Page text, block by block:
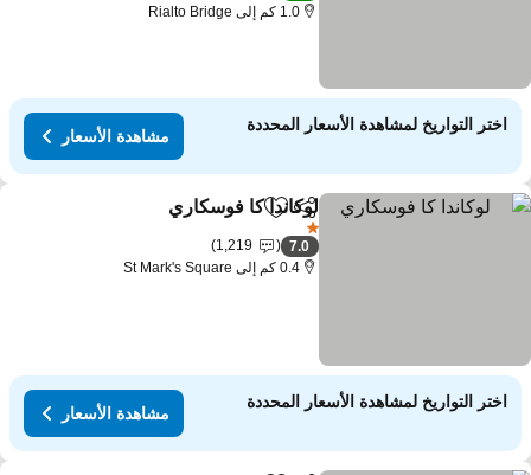
1.0 كم إلى Rialto Bridge
اختر التواريخ لمشاهدة الأسعار المحددة
مشاهدة الأسعار
مشاركةAdd to favorites
لوكاندا كا فوسكاري
7.0
1,219
0.4 كم إلى St Mark's Square
اختر التواريخ لمشاهدة الأسعار المحددة
مشاهدة الأسعار